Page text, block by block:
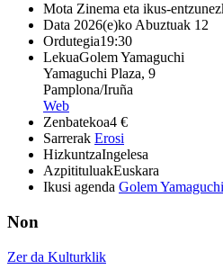
Mota Zinema eta ikus-
Data 2026(e)ko Abuztuak 12
Ordutegia19:30
LekuaGolem Yamaguchi
Yamaguchi Plaza, 9
Pamplona/Iruña
Web
Zenbatekoa4 €
Sarrerak Erosi
HizkuntzaIngelesa
AzpitituluakEuskara
Ikusi agenda Golem Yamaguchi
Non
Zer da Kulturklik